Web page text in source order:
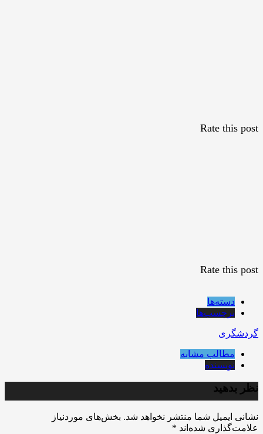
Rate this post
Rate this post
دسته‌ها
برچسب‌ها
گردشگری
مطالب مشابه
نویسنده
نظر بدهید
نشانی ایمیل شما منتشر نخواهد شد. بخش‌های موردنیاز
علامت‌گذاری شده‌اند *